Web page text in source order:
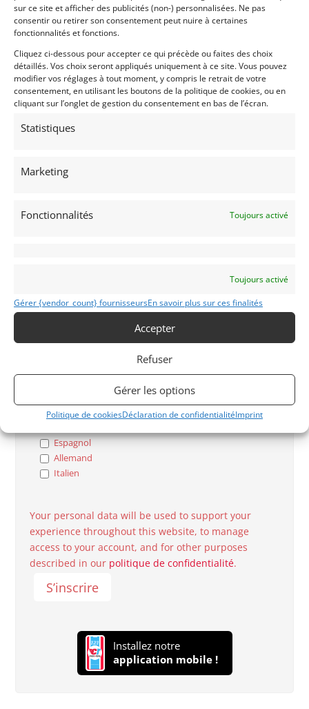
sur ce site et afficher des publicités (non-) personnalisées. Ne pas
consentir ou retirer son consentement peut nuire à certaines
fonctionnalités et fonctions.
Cliquez ci-dessous pour accepter ce qui précède ou faites des choix
détaillés. Vos choix seront appliqués uniquement à ce site. Vous pouvez
modifier vos réglages à tout moment, y compris le retrait de votre
consentement, en utilisant les boutons de la politique de cookies, ou en
cliquant sur l’onglet de gestion du consentement en bas de l’écran.
Statistiques
Marketing
Fonctionnalités Toujours activé
Toujours activé
Gérer {vendor_count} fournisseursEn savoir plus sur ces finalités
Accepter
Refuser
Gérer les options
Politique de cookiesDéclaration de confidentialitéImprint
Ville
Pays
GT/TOURISME/RALLYE
Français
Espagnol
Allemand
Italien
Your personal data will be used to support your
experience throughout this website, to manage
access to your account, and for other purposes
described in our politique de confidentialité.
S’inscrire
Installez notre
application mobile !